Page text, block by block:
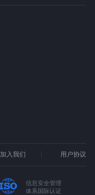
加入我们 用户协议
信息安全管理
体系国际认证